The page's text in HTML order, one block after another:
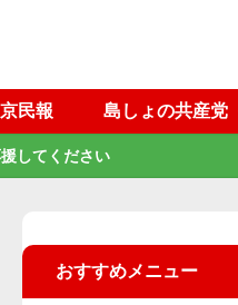
民報 島しょの共産党
してください
おすすめメニュー